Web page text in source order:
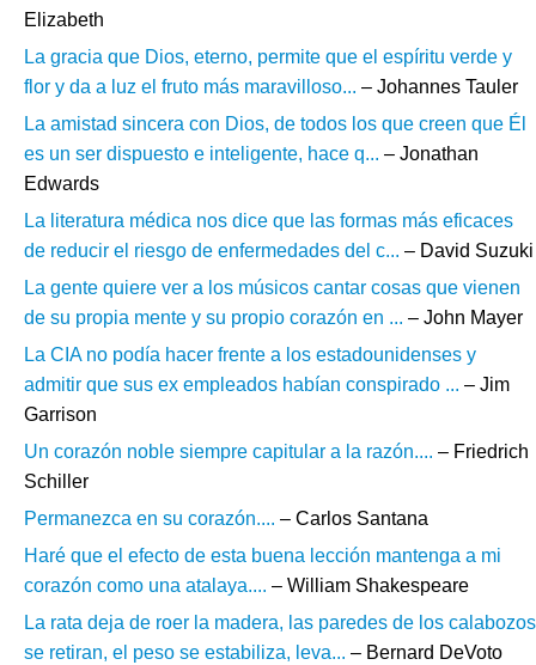
Elizabeth
La gracia que Dios, eterno, permite que el espíritu verde y
flor y da a luz el fruto más maravilloso... – Johannes Tauler
La amistad sincera con Dios, de todos los que creen que Él
es un ser dispuesto e inteligente, hace q... – Jonathan
Edwards
La literatura médica nos dice que las formas más eficaces
de reducir el riesgo de enfermedades del c... – David Suzuki
La gente quiere ver a los músicos cantar cosas que vienen
de su propia mente y su propio corazón en ... – John Mayer
La CIA no podía hacer frente a los estadounidenses y
admitir que sus ex empleados habían conspirado ... – Jim
Garrison
Un corazón noble siempre capitular a la razón.... – Friedrich
Schiller
Permanezca en su corazón.... – Carlos Santana
Haré que el efecto de esta buena lección mantenga a mi
corazón como una atalaya.... – William Shakespeare
La rata deja de roer la madera, las paredes de los calabozos
se retiran, el peso se estabiliza, leva... – Bernard DeVoto